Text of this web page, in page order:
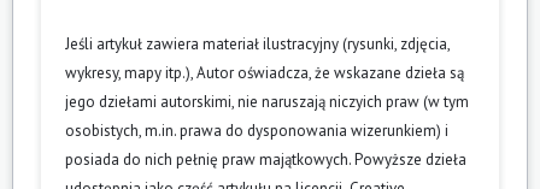
Jeśli artykuł zawiera materiał ilustracyjny (rysunki, zdjęcia,
wykresy, mapy itp.), Autor oświadcza, że wskazane dzieła są
jego dziełami autorskimi, nie naruszają niczyich praw (w tym
osobistych, m.in. prawa do dysponowania wizerunkiem) i
posiada do nich pełnię praw majątkowych. Powyższe dzieła